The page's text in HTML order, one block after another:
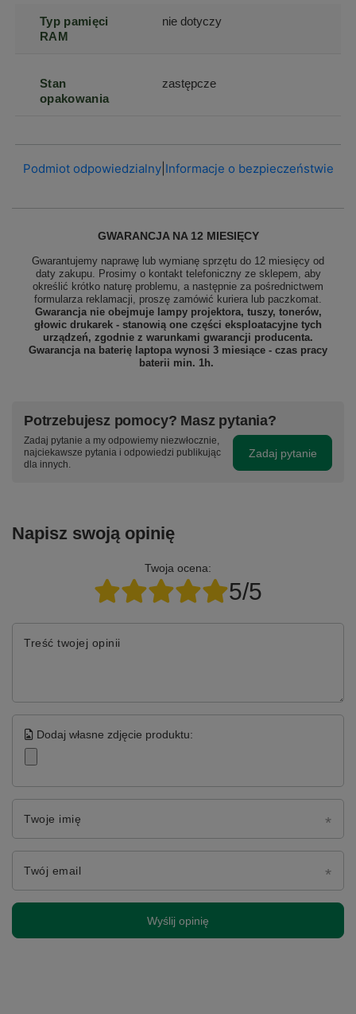
Typ pamięci
RAM
nie dotyczy
Stan
opakowania
zastępcze
Podmiot odpowiedzialny| Informacje o bezpieczeństwie
GWARANCJA NA 12 MIESIĘCY
Gwarantujemy naprawę lub wymianę sprzętu do 12 miesięcy od
daty zakupu. Prosimy o kontakt telefoniczny ze sklepem, aby
określić krótko naturę problemu, a następnie za pośrednictwem
formularza reklamacji, proszę zamówić kuriera lub paczkomat.
Gwarancja nie obejmuje lampy projektora, tuszy, tonerów,
głowic drukarek - stanowią one części eksploatacyjne tych
urządzeń, zgodnie z warunkami gwarancji producenta.
Gwarancja na baterię laptopa wynosi 3 miesiące - czas pracy
baterii min. 1h.
Potrzebujesz pomocy? Masz pytania?
Zadaj pytanie a my odpowiemy niezwłocznie,
najciekawsze pytania i odpowiedzi publikując
dla innych.
Zadaj pytanie
Napisz swoją opinię
Twoja ocena:
5/5
Treść twojej opinii
Dodaj własne zdjęcie produktu:
Twoje imię
Twój email
Wyślij opinię